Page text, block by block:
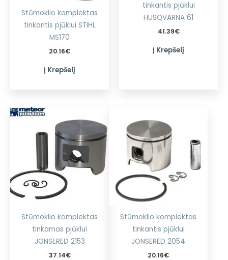
Stūmoklio komplektas
tinkantis pjūklui STIHL
MS170
20.16€
Į Krepšelį
tinkantis pjūklui
HUSQVARNA 61
41.39€
Į Krepšelį
Stūmoklio komplektas
tinkamas pjūklui
JONSERED 2153
37.14€
Stūmoklio komplektas
tinkantis pjūklui
JONSERED 2054
20.16€